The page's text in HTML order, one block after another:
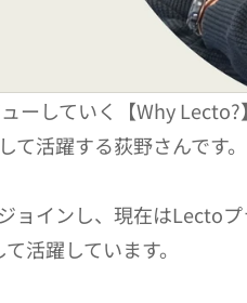
ーしていく【Why Lecto?
活躍する荻野さんです。
ョインし、現在はLecto
活躍しています。